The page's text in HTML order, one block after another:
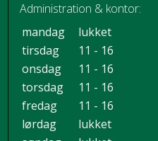
Administration & kontor:
mandag
lukket
tirsdag
11 - 16
onsdag
11 - 16
torsdag
11 - 16
fredag
11 - 16
lørdag
lukket